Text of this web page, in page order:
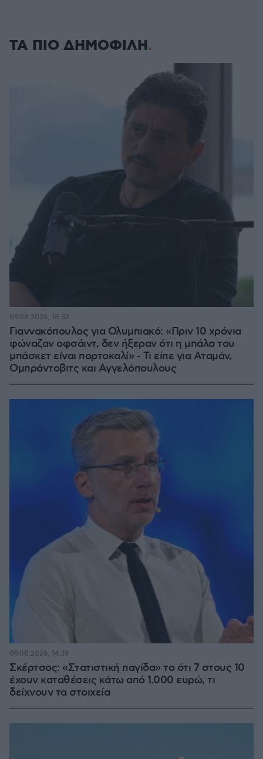
ΤΑ ΠΙΟ ΔΗΜΟΦΙΛΗ
Γιαννακόπουλος για Ολυμπιακό: «Πριν 10 χρόνια
φώναζαν οφσάιντ, δεν ήξεραν ότι η μπάλα του
μπάσκετ είναι πορτοκαλί» - Τι είπε για Αταμάν,
Ομπράντοβιτς και Αγγελόπουλους
09.08.2026, 18:32
Σκέρτσος: «Στατιστική παγίδα» το ότι 7 στους 10
έχουν καταθέσεις κάτω από 1.000 ευρώ, τι
δείχνουν τα στοιχεία
09.08.2026, 14:39